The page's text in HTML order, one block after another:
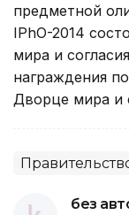
предметной
IPhO-2014
мира и
награждения
Дворце мира и
без